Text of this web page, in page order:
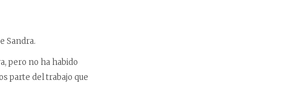
Sandra.
pero no ha habido
parte del trabajo que